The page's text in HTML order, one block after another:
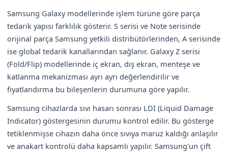
Samsung Galaxy modellerinde işlem türüne göre parça
tedarik yapısı farklılık gösterir. S serisi ve Note serisinde
orijinal parça Samsung yetkili distribütörlerinden, A serisinde
ise global tedarik kanallarından sağlanır. Galaxy Z serisi
(Fold/Flip) modellerinde iç ekran, dış ekran, menteşe ve
katlanma mekanizması ayrı ayrı değerlendirilir ve
fiyatlandırma bu bileşenlerin durumuna göre yapılır.
Samsung cihazlarda sıvı hasarı sonrası LDI (Liquid Damage
Indicator) göstergesinin durumu kontrol edilir. Bu gösterge
tetiklenmişse cihazın daha önce sıvıya maruz kaldığı anlaşılır
ve anakart kontrolü daha kapsamlı yapılır. Samsung'un çift